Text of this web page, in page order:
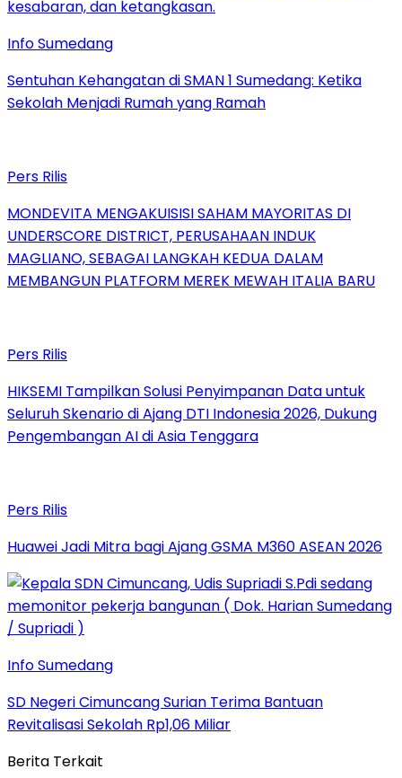
Info Sumedang
Sentuhan Kehangatan di SMAN 1 Sumedang: Ketika
Sekolah Menjadi Rumah yang Ramah
Pers Rilis
MONDEVITA MENGAKUISISI SAHAM MAYORITAS DI
UNDERSCORE DISTRICT, PERUSAHAAN INDUK
MAGLIANO, SEBAGAI LANGKAH KEDUA DALAM
MEMBANGUN PLATFORM MEREK MEWAH ITALIA BARU
Pers Rilis
HIKSEMI Tampilkan Solusi Penyimpanan Data untuk
Seluruh Skenario di Ajang DTI Indonesia 2026, Dukung
Pengembangan AI di Asia Tenggara
Pers Rilis
Huawei Jadi Mitra bagi Ajang GSMA M360 ASEAN 2026
Info Sumedang
SD Negeri Cimuncang Surian Terima Bantuan
Revitalisasi Sekolah Rp1,06 Miliar
Berita Terkait